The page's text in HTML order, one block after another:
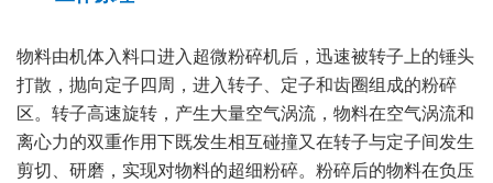
物料由机体入料口进入超微粉碎机后，迅速被转子上的锤头
打散，抛向定子四周，进入转子、定子和齿圈组成的粉碎
区。转子高速旋转，产生大量空气涡流，物料在空气涡流和
离心力的双重作用下既发生相互碰撞又在转子与定子间发生
剪切、研磨，实现对物料的超细粉碎。粉碎后的物料在负压